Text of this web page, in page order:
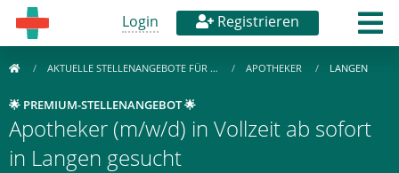
Login Registrieren
AKTUELLE STELLENANGEBOTE FÜR … APOTHEKER LANGEN
🌟 PREMIUM-STELLENANGEBOT 🌟
Apotheker (m/w/d) in Vollzeit ab sofort
in Langen gesucht